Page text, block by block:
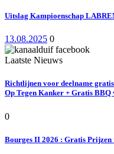
Uitslag Kampioenschap
13.08.2025 0
Laatste Nieuws
Richtlijnen voor deelname
Op Tegen Kanker + Gratis
0
Bourges II 2026 : Gratis